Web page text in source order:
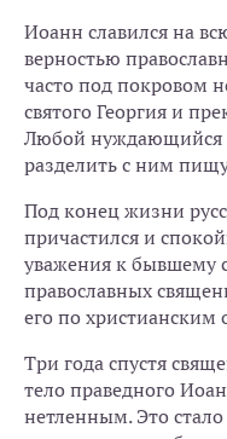
Иоанн славился на
верностью
часто под покровом
святого Георгия и
Любой нуждающийся
разделить с ним
Под конец жизни
причастился и
уважения к бывшему
православных
его по христианским
Три года спустя
тело праведного
нетленным. Это